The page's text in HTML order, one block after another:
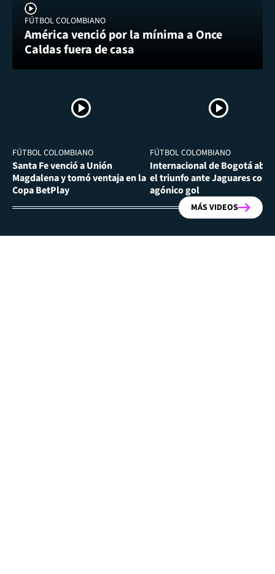
FÚTBOL COLOMBIANO
América venció por la mínima a Once
Caldas fuera de casa
FÚTBOL COLOMBIANO
Santa Fe venció a Unión
Magdalena y tomó ventaja en la
Copa BetPlay
FÚTBOL COLOMBIANO
Internacional de Bogotá
el triunfo ante Jaguares con
agónico gol
MÁS VIDEOS